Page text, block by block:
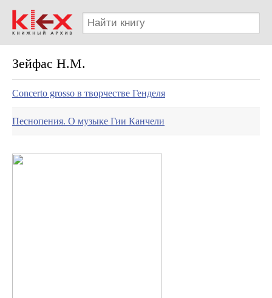
Зейфас Н.М.
Concerto grosso в творчестве Генделя
Песнопения. О музыке Гии Канчели